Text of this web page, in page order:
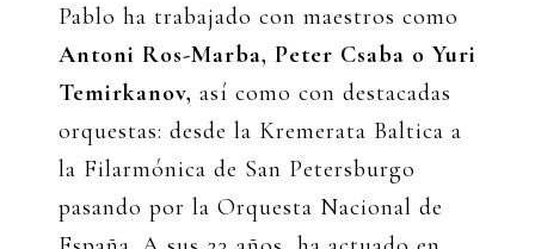
Pablo ha trabajado con maestros como
Antoni Ros-Marba, Peter Csaba o Yuri
Temirkanov, así como con destacadas
orquestas: desde la Kremerata Baltica a
la Filarmónica de San Petersburgo
pasando por la Orquesta Nacional de